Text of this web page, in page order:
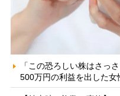
「この恐ろしい株はさっ
500万円の利益を出した女